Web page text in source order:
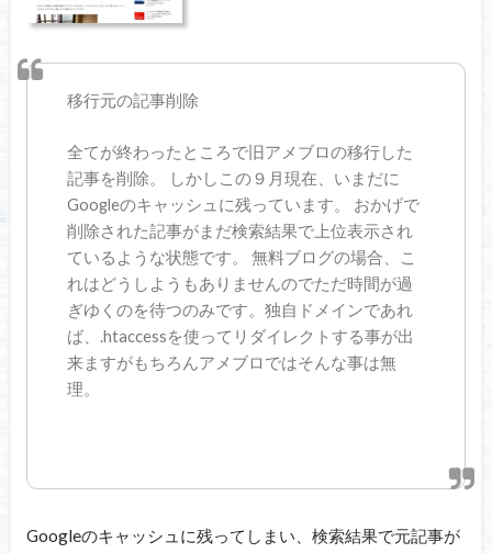
移行元の記事削除
全てが終わったところで旧アメブロの移行した
記事を削除。 しかしこの９月現在、いまだに
Googleのキャッシュに残っています。 おかげで
削除された記事がまだ検索結果で上位表示され
ているような状態です。 無料ブログの場合、こ
れはどうしようもありませんのでただ時間が過
ぎゆくのを待つのみです。独自ドメインであれ
ば、.htaccessを使ってリダイレクトする事が出
来ますがもちろんアメブロではそんな事は無
理。
Googleのキャッシュに残ってしまい、検索結果で元記事が